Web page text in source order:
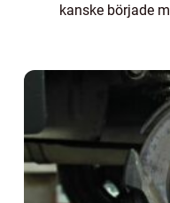
kanske började